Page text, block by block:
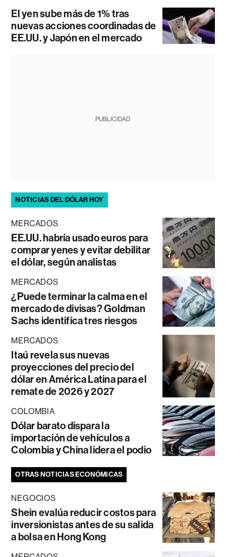
El yen sube más de 1% tras
nuevas acciones coordinadas de
EE.UU. y Japón en el mercado
PUBLICIDAD
NOTICIAS DEL DÓLAR HOY
MERCADOS
EE.UU. habría usado euros para
comprar yenes y evitar debilitar
el dólar, según analistas
MERCADOS
¿Puede terminar la calma en el
mercado de divisas? Goldman
Sachs identifica tres riesgos
MERCADOS
Itaú revela sus nuevas
proyecciones del precio del
dólar en América Latina para el
remate de 2026 y 2027
COLOMBIA
Dólar barato dispara la
importación de vehículos a
Colombia y China lidera el podio
OTRAS NOTICIAS ECONÓMICAS
NEGOCIOS
Shein evalúa reducir costos para
inversionistas antes de su salida
a bolsa en Hong Kong